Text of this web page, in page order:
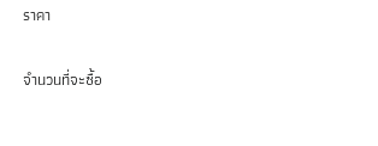
ราคา
จำนวนที่จะซื้อ